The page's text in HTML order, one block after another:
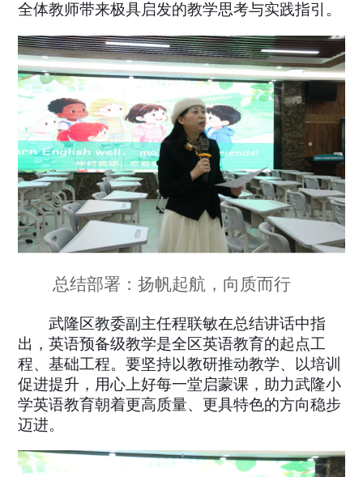
全体教师带来极具启发的教学思考与实践指引。
总结部署：扬帆起航，向质而行
武隆区教委副主任程联敏在总结讲话中指
出，英语预备级教学是全区英语教育的起点工
程、基础工程。要坚持以教研推动教学、以培训
促进提升，用心上好每一堂启蒙课，助力武隆小
学英语教育朝着更高质量、更具特色的方向稳步
迈进。